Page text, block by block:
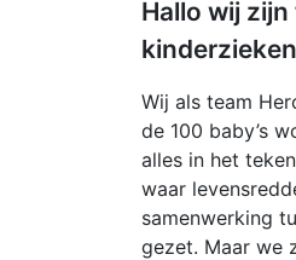
Hallo wij
Wij als team
de 100 baby’s
alles in het
waar
samenwerking
gezet. Maar we